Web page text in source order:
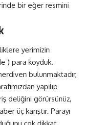
bir eğer resmini
yerimizin
) para koyduk.
bulunmaktadır,
yapılıp
deliğini görürsünüz,
üç karıştır. Parayı
çok dikkat